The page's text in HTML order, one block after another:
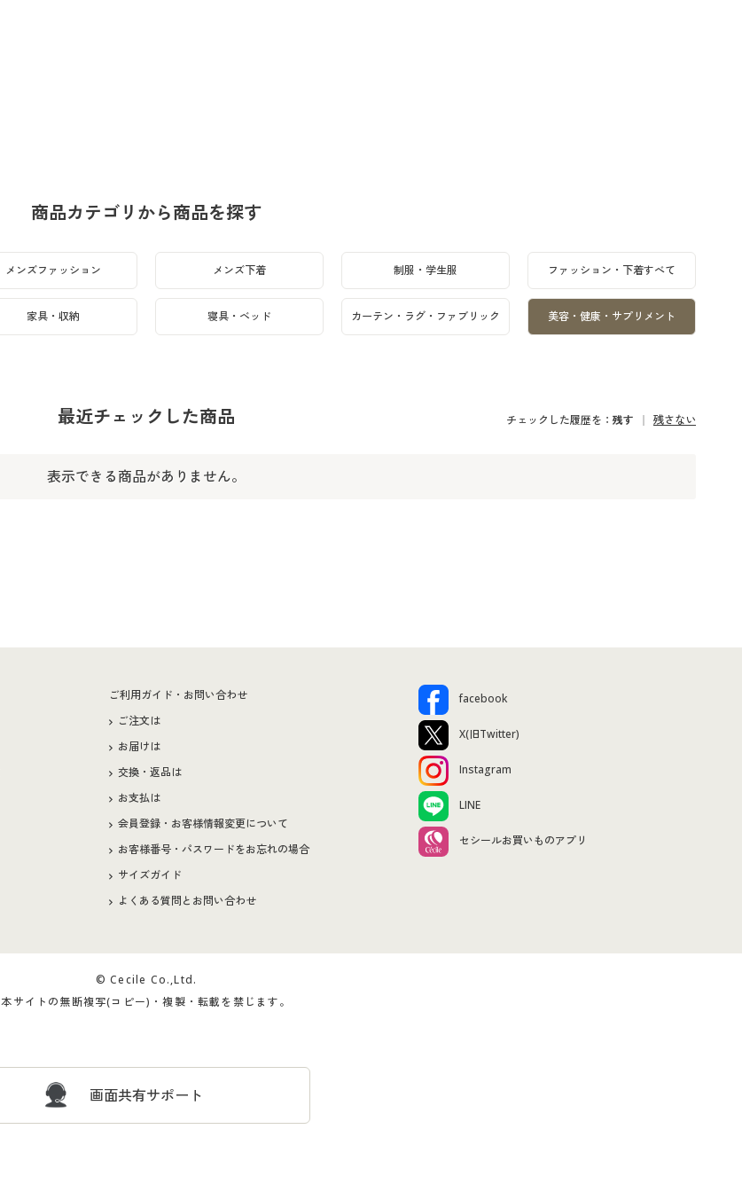
商品カテゴリから商品を探す
メンズファッション メンズ下着 制服・学生服 ファッション・下着すべて
家具・収納 寝具・ベッド カーテン・ラグ・ファブリック 美容・健康・サプリメント
最近チェックした商品 チェックした履歴を： 残す 残さない
表示できる商品がありません。
ご利用ガイド・お問い合わせ
ご注文は
お届けは
交換・返品は
お支払は
会員登録・お客様情報変更について
お客様番号・パスワードをお忘れの場合
サイズガイド
よくある質問とお問い合わせ
facebook
X(旧Twitter)
Instagram
LINE
セシールお買いものアプリ
© Cecile Co.,Ltd.
本サイトの無断複写(コピー)・複製・転載を禁じます。
画面共有サポート